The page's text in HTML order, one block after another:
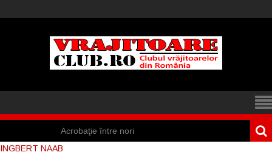
Acrobaţie între nori
Iisus a apărut într-
INGBERT NAAB